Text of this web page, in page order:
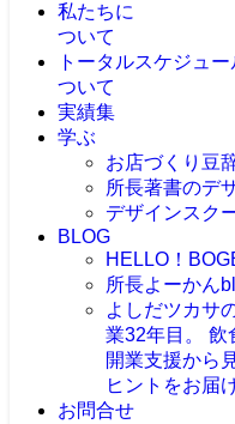
私たちに
ついて
トータルスケジュー
ついて
実績集
学ぶ
お店づくり豆
所長著書のデ
デザインスク
BLOG
HELLO！
所長よーかん
よしだツカサ
業32年目。 飲
開業支援から
ヒントをお届
お問合せ